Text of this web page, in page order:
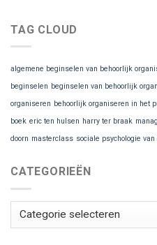
TAG CLOUD
algemene beginselen van behoorlijk
beginselen beginselen van behoorlijk
organiseren behoorlijk organiseren in het
boek eric ten hulsen harry ter braak
doorn masterclass sociale psychologie
CATEGORIEËN
Categorieën